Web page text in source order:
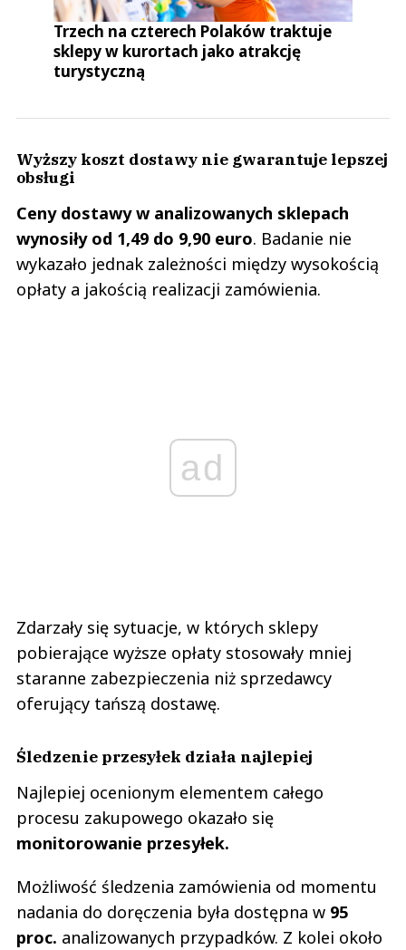
Trzech na czterech Polaków traktuje
sklepy w kurortach jako atrakcję
turystyczną
Wyższy koszt dostawy nie gwarantuje lepszej
obsługi
Ceny dostawy w analizowanych sklepach
wynosiły od 1,49 do 9,90 euro. Badanie nie
wykazało jednak zależności między wysokością
opłaty a jakością realizacji zamówienia.
ad
Zdarzały się sytuacje, w których sklepy
pobierające wyższe opłaty stosowały mniej
staranne zabezpieczenia niż sprzedawcy
oferujący tańszą dostawę.
Śledzenie przesyłek działa najlepiej
Najlepiej ocenionym elementem całego
procesu zakupowego okazało się
monitorowanie przesyłek.
Możliwość śledzenia zamówienia od momentu
nadania do doręczenia była dostępna w 95
proc. analizowanych przypadków. Z kolei około